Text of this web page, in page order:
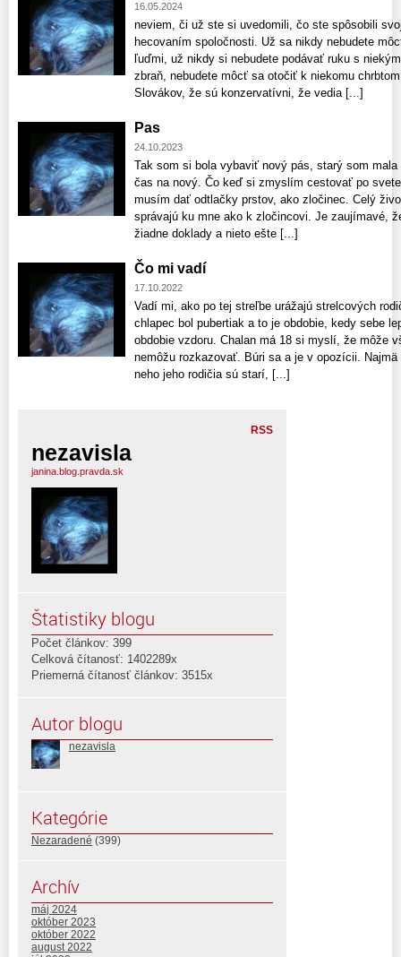
16.05.2024
neviem, či už ste si uvedomili, čo ste spôsobili
hecovaním spoločnosti. Už sa nikdy nebudete
ľuďmi, už nikdy si nebudete podávať ruku s
zbraň, nebudete môcť sa otočiť k niekomu
Slovákov, že sú konzervatívni, že vedia [...]
Pas
24.10.2023
Tak som si bola vybaviť nový pás, starý som
čas na nový. Čo keď si zmyslím cestovať po
musím dať odtlačky prstov, ako zločinec. Celý
správajú ku mne ako k zločincovi. Je zaujímavé,
žiadne doklady a nieto ešte [...]
Čo mi vadí
17.10.2022
Vadí mi, ako po tej streľbe urážajú strelcových
chlapec bol pubertiak a to je obdobie, kedy sebe
obdobie vzdoru. Chalan má 18 si myslí, že môže
nemôžu rozkazovať. Búri sa a je v opozícii.
neho jeho rodičia sú starí, [...]
RSS
nezavisla
janina.blog.pravda.sk
Štatistiky blogu
Počet článkov: 399
Celková čítanosť: 1402289x
Priemerná čítanosť článkov: 3515x
Autor blogu
nezavisla
Kategórie
Nezaradené (399)
Archív
máj 2024
október 2023
október 2022
august 2022